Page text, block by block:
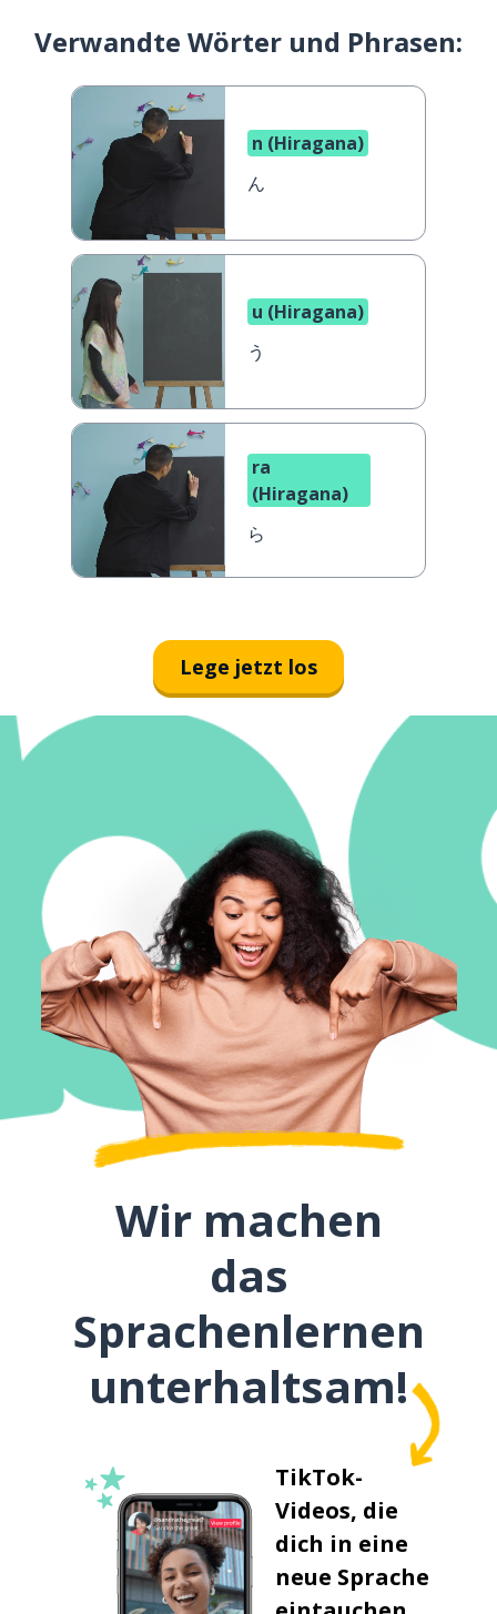
Verwandte Wörter und Phrasen:
n (Hiragana)
ん
u (Hiragana)
う
ra
(Hiragana)
ら
Lege jetzt los
Wir machen
das
Sprachenlernen
unterhaltsam!
TikTok-
Videos, die
dich in eine
neue Sprache